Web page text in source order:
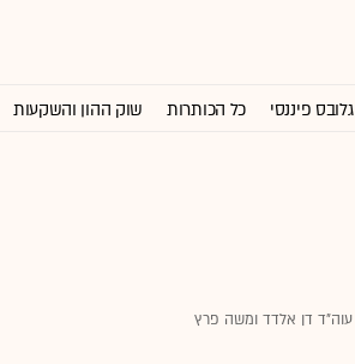
גלובס פיננסי כל הכותרות שוק ההון והשקעות
עוה"ד דן אלדד ומשה פרץ